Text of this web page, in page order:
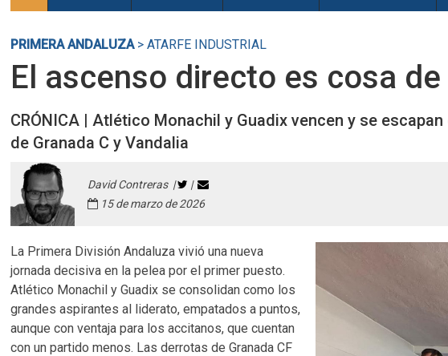
PRIMERA ANDALUZA> ATARFE INDUSTRIAL
El ascenso directo es cosa
CRÓNICA | Atlético Monachil y Guadix vencen y se
de Granada C y Vandalia
David Contreras |
|
15 de marzo de 2026
La Primera División Andaluza vivió una nueva
jornada decisiva en la pelea por el primer puesto.
Atlético Monachil y Guadix se consolidan como los
grandes aspirantes al liderato, empatados a puntos,
aunque con ventaja para los accitanos, que cuentan
con un partido menos. Las derrotas de Granada CF